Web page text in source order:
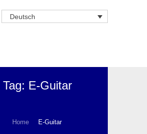
Deutsch
Tag: E-Guitar
Home E-Guitar